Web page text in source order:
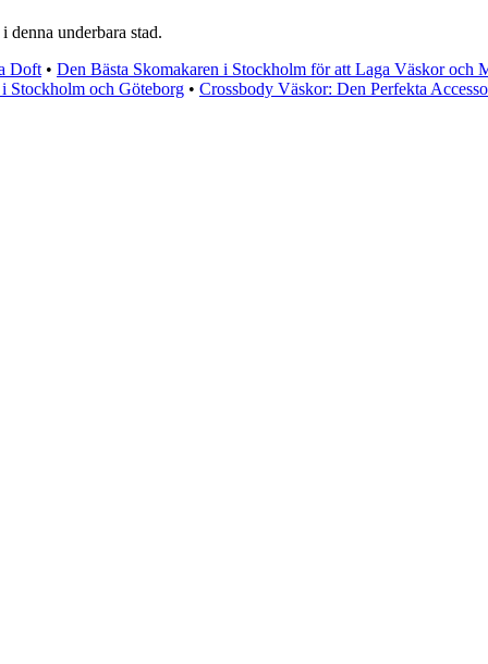
underbara stad.
Doft• Den Bästa Skomakaren i Stockholm för att Laga Väskor och
Stockholm och Göteborg • Crossbody Väskor: Den Perfekta